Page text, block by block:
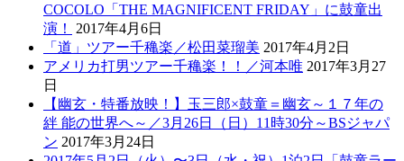
COCOLO「THE MAGNIFICENT FRIDAY」に鼓童出
演！
2017年4月6日
「道」ツアー千穐楽／松田菜瑠美 2017年4月2日
アメリカ打男ツアー千穐楽！！／河本唯 2017年3月27
日
【幽玄・特番放映！】玉三郎×鼓童＝幽玄～１７年の
絆 能の世界へ～／3月26日（日）11時30分～BSジャパ
ン 2017年3月24日